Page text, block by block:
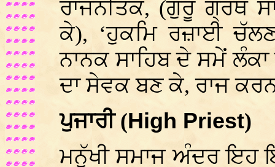
ਰਾਜਨੀਤਕ, (ਗੁਰੂ ਗ੍ਰੰਥ
ਕੇ), ‘ਹੁਕਮਿ ਰਜ਼ਾਈ
ਨਾਨਕ ਸਾਹਿਬ ਦੇ ਸਮੇਂ ਲੰਕਾ
ਦਾ ਸੇਵਕ ਬਣ ਕੇ, ਰਾਜ
ਪੁਜਾਰੀ (High Priest)
ਮਨੁੱਖੀ ਸਮਾਜ ਅੰਦਰ ਇਹ